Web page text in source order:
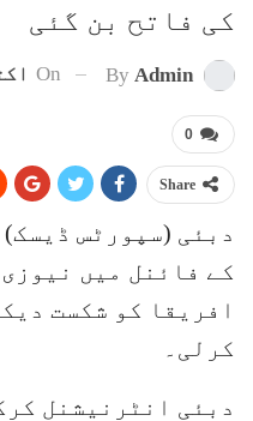
کی فاتح بن گئی
By Admin
On
0
Share
کے فائنل میں
افریقا کو شکست
کرلی۔
دبئی انٹرنیشنل